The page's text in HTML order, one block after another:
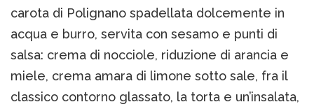
carota di Polignano spadellata dolcemente in
acqua e burro, servita con sesamo e punti di
salsa: crema di nocciole, riduzione di arancia e
miele, crema amara di limone sotto sale, fra il
classico contorno glassato, la torta e un’insalata,